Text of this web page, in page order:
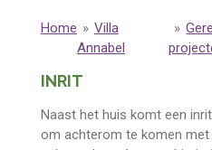
Home » Villa
Annabel
»
INRIT
Naast het huis komt een
om achterom te komen met